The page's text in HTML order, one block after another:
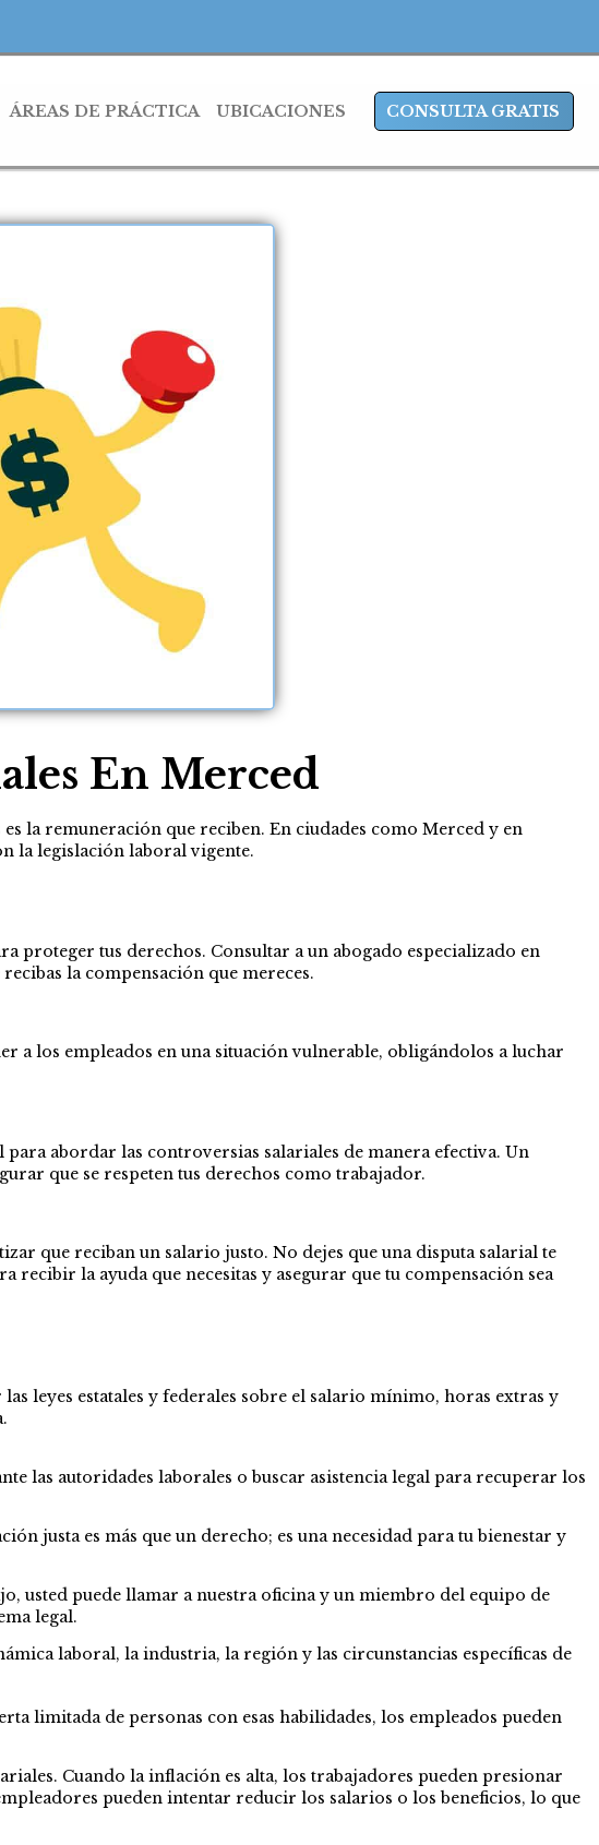
ÁREAS DE PRÁCTICA UBICACIONES CONSULTA GRATIS
En Merced
la remuneración que reciben. En ciudades como Merced y en
la legislación laboral vigente.
proteger tus derechos. Consultar a un abogado especializado en
la compensación que mereces.
a los empleados en una situación vulnerable, obligándolos a luchar
para abordar las controversias salariales de manera efectiva. Un
que se respeten tus derechos como trabajador.
que reciban un salario justo. No dejes que una disputa salarial te
recibir la ayuda que necesitas y asegurar que tu compensación sea
leyes estatales y federales sobre el salario mínimo, horas extras y
las autoridades laborales o buscar asistencia legal para recuperar los
justa es más que un derecho; es una necesidad para tu bienestar y
usted puede llamar a nuestra oficina y un miembro del equipo de
legal.
laboral, la industria, la región y las circunstancias específicas de
limitada de personas con esas habilidades, los empleados pueden
Cuando la inflación es alta, los trabajadores pueden presionar
pueden intentar reducir los salarios o los beneficios, lo que